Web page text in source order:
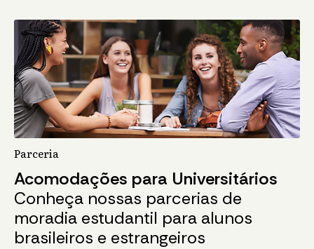
Parceria
Acomodações para Universitários
Conheça nossas parcerias de
moradia estudantil para alunos
brasileiros e estrangeiros